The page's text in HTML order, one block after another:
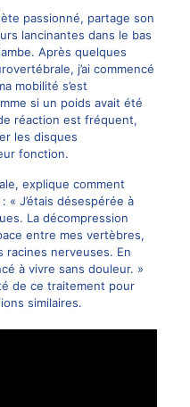
passionné, partage son
lancinantes dans le bas
Après quelques
j’ai commencé
mobilité s’est
si un poids avait été
réaction est fréquent,
les disques
fonction.
explique comment
« J’étais désespérée à
La décompression
entre mes vertèbres,
racines nerveuses. En
à vivre sans douleur. »
de ce traitement pour
similaires.